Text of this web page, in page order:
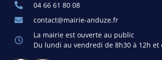
04 66 61 80 08
contact@mairie-anduze.fr
La mairie est ouverte au public
Du lundi au vendredi de 8h30 à 12h et